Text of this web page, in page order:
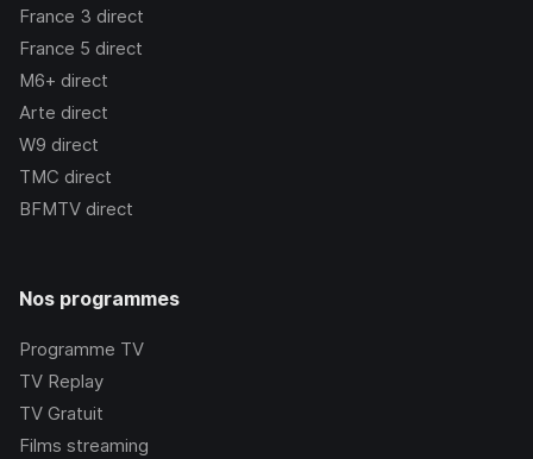
France 3 direct
France 5 direct
M6+ direct
Arte direct
W9 direct
TMC direct
BFMTV direct
Nos programmes
Programme TV
TV Replay
TV Gratuit
Films streaming